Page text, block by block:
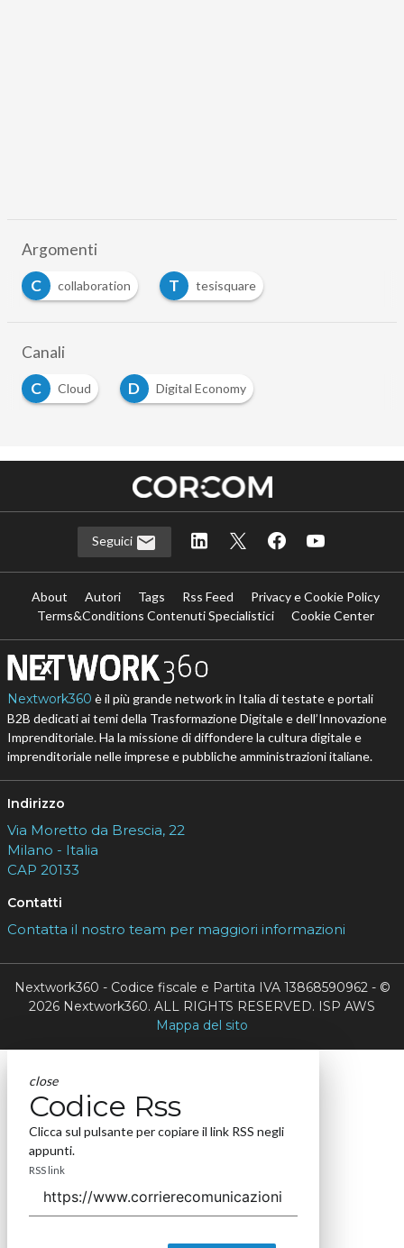
Argomenti
C
collaboration T tesisquare
Canali
C
Cloud D Digital Economy
Seguici
About Autori Tags Rss Feed
Privacy e Cookie Policy
Terms&Conditions Contenuti Specialistici
Cookie Center
Nextwork360 è il più grande network in Italia di testate e portali
B2B dedicati ai temi della Trasformazione Digitale e dell’Innovazione
Imprenditoriale. Ha la missione di diffondere la cultura digitale e
imprenditoriale nelle imprese e pubbliche amministrazioni italiane.
Indirizzo
Via Moretto da Brescia, 22
Milano - Italia
CAP 20133
Contatti
Contatta il nostro team per maggiori informazioni
Nextwork360 - Codice fiscale e Partita IVA 13868590962 - ©
2026 Nextwork360. ALL RIGHTS RESERVED. ISP AWS
Mappa del sito
close
Codice Rss
Clicca sul pulsante per copiare il link RSS negli
appunti.
RSS link